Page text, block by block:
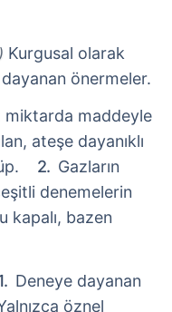
Kurgusal olarak
önermeler.
miktarda maddeyle
ateşe dayanıklı
Gazların
denemelerin
kapalı, bazen
Deneye dayanan
öznel